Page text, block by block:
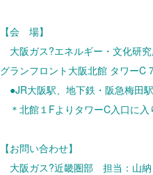
【会 場】
大阪ガス?エネルギー・文化研
グランフロント大阪北館 タワーC
●JR大阪駅、地下鉄・阪急梅田
＊北館１FよりタワーC入口に入
【お問い合わせ】
大阪ガス?近畿圏部 担当：山